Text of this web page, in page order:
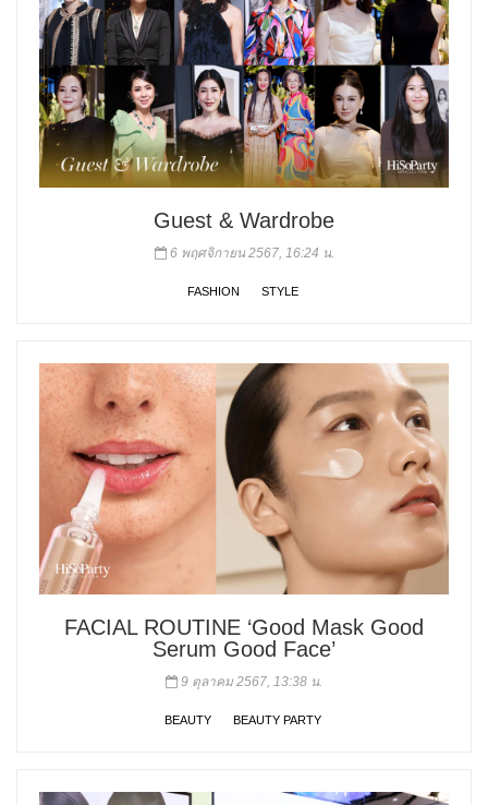
Guest & Wardrobe
6 พฤศจิกายน 2567, 16:24 น.
FASHION STYLE
FACIAL ROUTINE ‘Good Mask Good
Serum Good Face’
9 ตุลาคม 2567, 13:38 น.
BEAUTY BEAUTY PARTY